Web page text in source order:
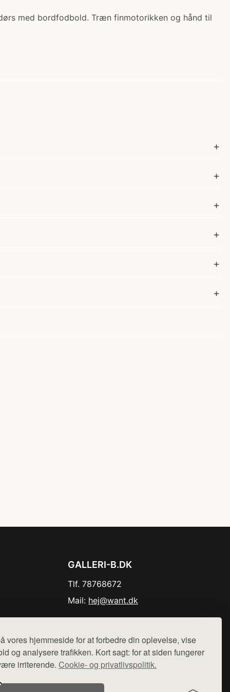
vores hjemmeside for at forbedre din oplevelse, vise
og analysere trafikken. Kort sagt: for at siden fungerer
irriterende. Cookie- og privatlivspolitik.
med bordfodbold. Træn finmotorikken og hånd til
GALLERI-B.DK
Tlf. 78768672
Mail: hej@want.dk
sælges ikke varer fra denne side - vi henviser til de shops,